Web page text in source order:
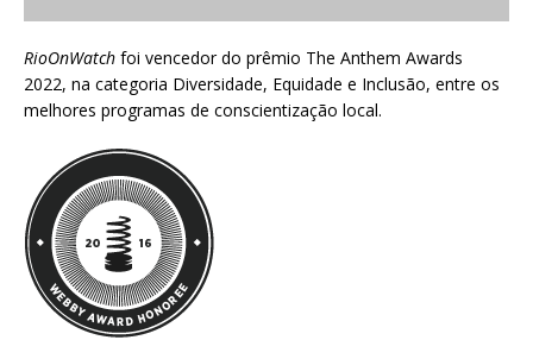
RioOnWatch foi vencedor do prêmio The Anthem Awards
2022, na categoria Diversidade, Equidade e Inclusão, entre os
melhores programas de conscientização local.